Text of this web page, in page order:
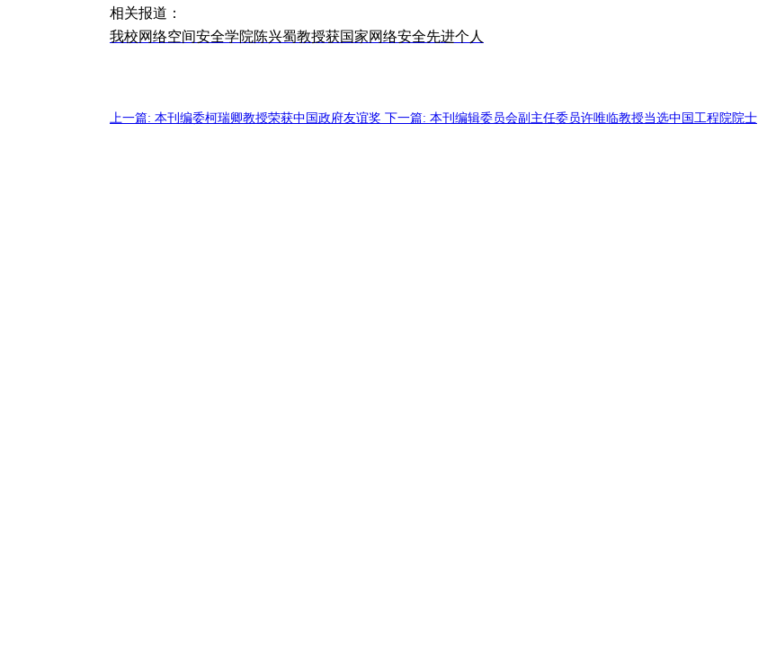
相关报道：
我校网络空间安全学院陈兴蜀教授获国家网络安全先进个人
上一篇: 本刊编委柯瑞卿教授荣获中国政府友谊奖 下一篇: 本刊编辑委员会副主任委员许唯临教授当选中国工程院院士